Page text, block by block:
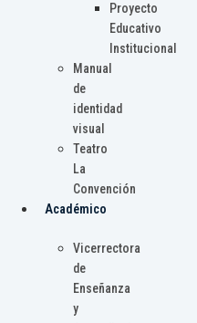
Proyecto
Educativo
Institucional
Manual
de
identidad
visual
Teatro
La
Convención
Académico
Vicerrectora
de
Enseñanza
y